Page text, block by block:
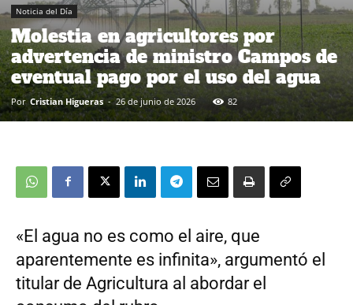
Noticia del Día
Molestia en agricultores por
advertencia de ministro Campos de
eventual pago por el uso del agua
Por Cristian Higueras - 26 de junio de 2026 82
«El agua no es como el aire, que
aparentemente es infinita», argumentó el
titular de Agricultura al abordar el